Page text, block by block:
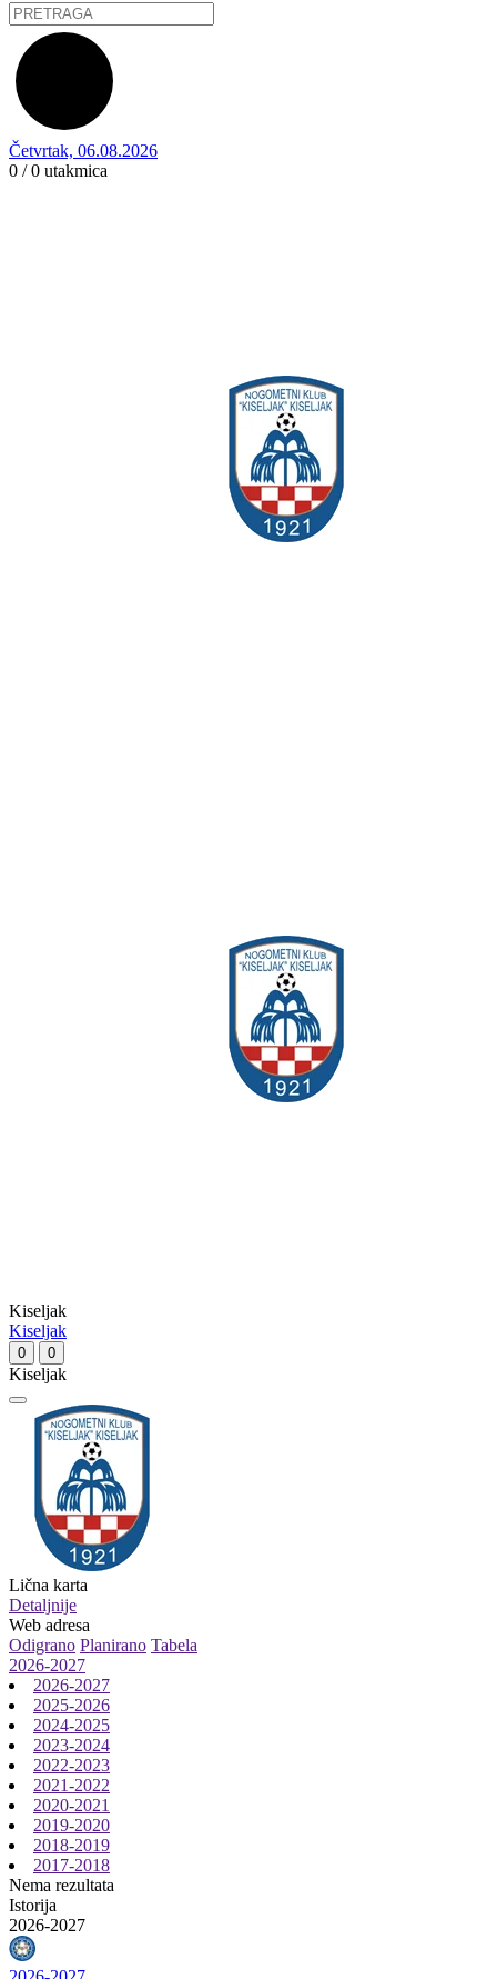
Četvrtak, 06.08.2026
0 / 0 utakmica
Kiseljak
Kiseljak
0 0
Kiseljak
Lična karta
Detaljnije
Web adresa
Odigrano Planirano Tabela
2026-2027
2026-2027
2025-2026
2024-2025
2023-2024
2022-2023
2021-2022
2020-2021
2019-2020
2018-2019
2017-2018
Nema rezultata
Istorija
2026-2027